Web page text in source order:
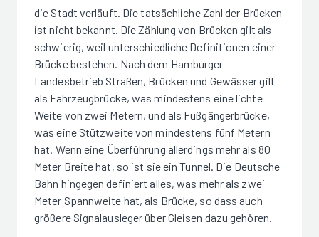
die Stadt verläuft. Die tatsächliche Zahl der Brücken
ist nicht bekannt. Die Zählung von Brücken gilt als
schwierig, weil unterschiedliche Definitionen einer
Brücke bestehen. Nach dem Hamburger
Landesbetrieb Straßen, Brücken und Gewässer gilt
als Fahrzeugbrücke, was mindestens eine lichte
Weite von zwei Metern, und als Fußgängerbrücke,
was eine Stützweite von mindestens fünf Metern
hat. Wenn eine Überführung allerdings mehr als 80
Meter Breite hat, so ist sie ein Tunnel. Die Deutsche
Bahn hingegen definiert alles, was mehr als zwei
Meter Spannweite hat, als Brücke, so dass auch
größere Signalausleger über Gleisen dazu gehören.